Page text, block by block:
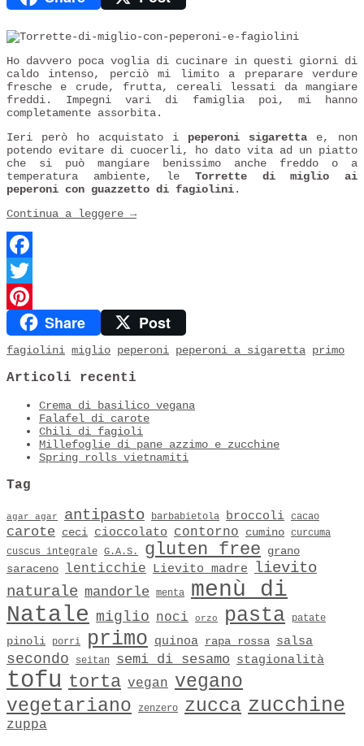
Ho davvero poca voglia di cucinare in questi giorni di
caldo intenso, perciò mi limito a preparare verdure
fresche e crude, frutta, cereali lessati da mangiare
freddi. Impegni vari di famiglia poi, mi hanno
completamente assorbita.
Ieri però ho acquistato i peperoni sigaretta e, non
potendo evitare di cuocerli, ho dato vita ad un piatto
che si può mangiare benissimo anche freddo o a
temperatura ambiente, le Torrette di miglio ai
peperoni con guazzetto di fagiolini.
Continua a leggere →
Facebook
Twitter
PinterestShare Post
fagiolini miglio peperoni peperoni a sigaretta primo
Articoli recenti
Crema di basilico vegana
Falafel di carote
Chili di fagioli
Millefoglie di pane azzimo e zucchine
Spring rolls vietnamiti
Tag
agar agar antipasto barbabietola broccoli cacao
carote ceci cioccolato contorno cumino curcuma
cuscus integrale G.A.S. gluten free
grano
saraceno
lenticchie Lievito madre
lievito
naturale mandorle menta
menù di
Natale miglio noci orzo pasta patate
pinoli porri primo quinoa rapa rossa salsa
secondo seitan semi di sesamo stagionalità
tofu torta vegan vegano
vegetariano
zenzero zucca zucchine
zuppa